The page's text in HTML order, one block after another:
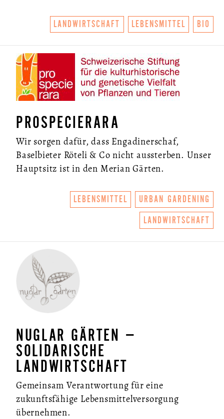
LANDWIRTSCHAFT LEBENSMITTEL BIO
PROSPECIERARA
Wir sorgen dafür, dass Engadinerschaf,
Baselbieter Röteli & Co nicht aussterben. Unser
Hauptsitz ist in den Merian Gärten.
LEBENSMITTEL URBAN GARDENING
LANDWIRTSCHAFT
NUGLAR GÄRTEN –
SOLIDARISCHE
LANDWIRTSCHAFT
Gemeinsam Verantwortung für eine
zukunftsfähige Lebensmittelversorgung
übernehmen.